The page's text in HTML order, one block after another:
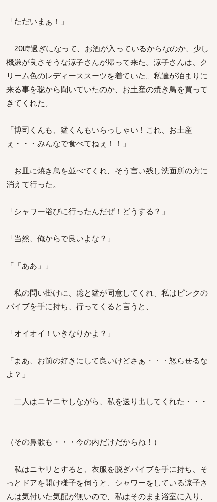
「ただいまぁ！」
20時過ぎになって、お酒が入っているからなのか、少し
機嫌が良さそうな涼子さんが帰って来た。涼子さんは、ク
リーム色のレディーススーツを着ていた。私達が泊まりに
来る事を聡から聞いていたのか、お土産の焼き鳥を買って
きてくれた。
「博司くんも、猛くんもいらっしゃい！これ、お土産
ぇ・・・みんなで食べてねぇ！！」
お皿に焼き鳥を並べてくれ、そう言い残し洗面所の方に
消えて行った。
「シャワー浴びに行ったんだぜ！どうする？」
「当然、俺からで良いよな？」
「「ああ」」
私の問い掛けに、聡と猛が同意してくれ、私はピンクの
バイブを手に持ち、行ってくると言うと、
「オイオイ！いきなりかよ？」
「まあ、お前の好きにして良いけどさぁ・・・怒らせるな
よ？」
二人はニヤニヤしながら、私を送り出してくれた・・・
（その鼻歌も・・・今の内だけだからね！）
私はニヤリとすると、衣服を脱ぎバイブを手に持ち、そ
っとドアを開け様子を伺うと、シャワーをしている涼子さ
んは気付いた気配が無いので、私はそのまま浴室に入り、